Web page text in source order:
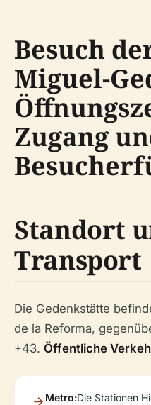
Besuch
Miguel-
Zugang
Standort
Transport
Die Gedenkstätte
de la Reforma,
+43. Öffentliche
Metro:Die Stationen